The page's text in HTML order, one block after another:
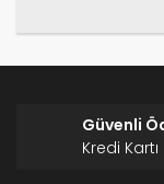
Güvenli
Kredi